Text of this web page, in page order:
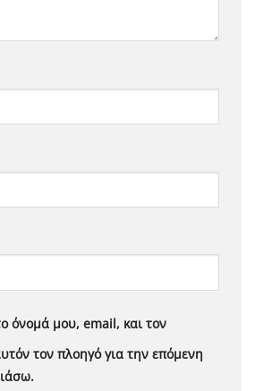
όνομά μου, email, και τον
τον πλοηγό για την επόμενη